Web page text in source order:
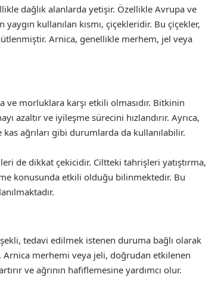
dağlık alanlarda yetişir. Özellikle Avrupa ve
kullanılan kısmı, çiçekleridir. Bu çiçekler,
Arnica, genellikle merhem, jel veya
ve morluklara karşı etkili olmasıdır. Bitkinin
azaltır ve iyileşme sürecini hızlandırır. Ayrıca,
ağrıları gibi durumlarda da kullanılabilir.
de dikkat çekicidir. Ciltteki tahrişleri yatıştırma,
konusunda etkili olduğu bilinmektedir. Bu
tedavi edilmek istenen duruma bağlı olarak
Arnica merhemi veya jeli, doğrudan etkilenen
ve ağrının hafiflemesine yardımcı olur.